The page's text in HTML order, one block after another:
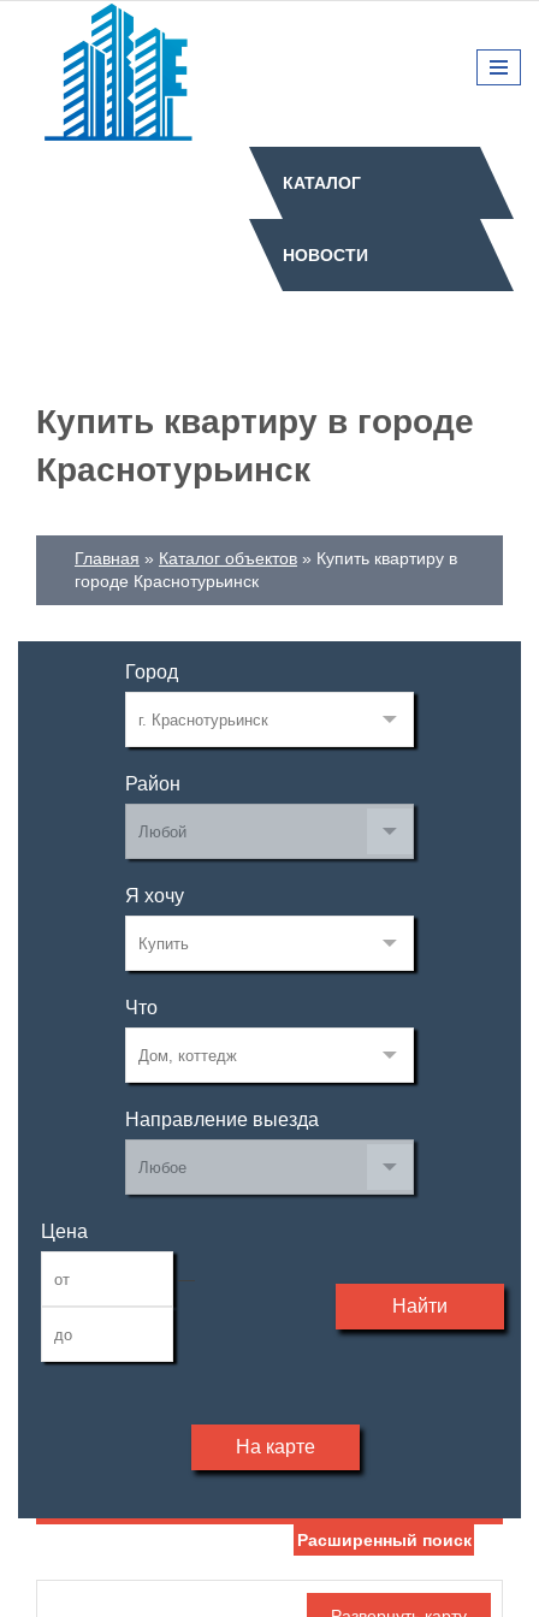
КАТАЛОГ
НОВОСТИ
Купить квартиру в городе
Краснотурьинск
Главная Каталог объектов
Купить квартиру в
городе Краснотурьинск
Город
Район
Я хочу
Что
Направление выезда
Цена
—
Найти
На карте
Жилая площадь
—
Расширенный поиск